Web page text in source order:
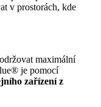
v prostorách, kde
maximální
je pomocí
zařízení z